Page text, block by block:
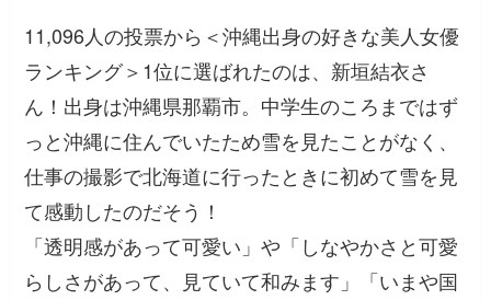
11,096人の投票から＜沖縄出身の好きな美人女優
ランキング＞1位に選ばれたのは、新垣結衣さ
ん！出身は沖縄県那覇市。中学生のころまではず
っと沖縄に住んでいたため雪を見たことがなく、
仕事の撮影で北海道に行ったときに初めて雪を見
て感動したのだそう！
「透明感があって可愛い」や 「しなやかさと可愛
らしさがあって、見ていて和みます」「いまや国